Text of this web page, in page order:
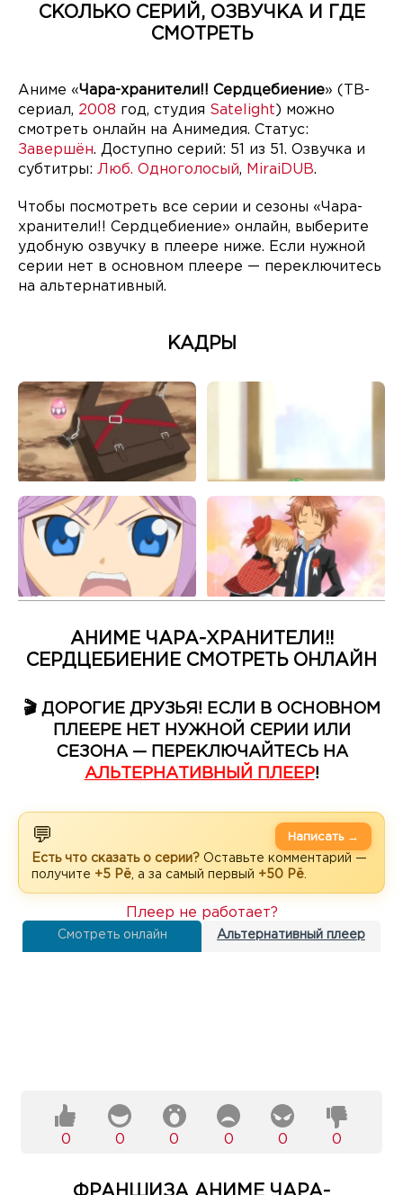
СКОЛЬКО СЕРИЙ, ОЗВУЧКА И ГДЕ
СМОТРЕТЬ
Аниме «Чара-хранители!! Сердцебиение» (ТВ-
сериал, 2008 год, студия Satelight ) можно
смотреть онлайн на Анимедия. Статус:
Завершён. Доступно серий: 51 из 51. Озвучка и
субтитры: Люб. Одноголосый, MiraiDUB.
Чтобы посмотреть все серии и сезоны «Чара-
хранители!! Сердцебиение» онлайн, выберите
удобную озвучку в плеере ниже. Если нужной
серии нет в основном плеере — переключитесь
на альтернативный.
КАДРЫ
АНИМЕ ЧАРА-ХРАНИТЕЛИ!!
СЕРДЦЕБИЕНИЕ СМОТРЕТЬ ОНЛАЙН
🎬 ДОРОГИЕ ДРУЗЬЯ! ЕСЛИ В ОСНОВНОМ
ПЛЕЕРЕ НЕТ НУЖНОЙ СЕРИИ ИЛИ
СЕЗОНА — ПЕРЕКЛЮЧАЙТЕСЬ НА
АЛЬТЕРНАТИВНЫЙ ПЛЕЕР!
💬
Есть что сказать о серии? Оставьте комментарий —
получите +5 Рё , а за самый первый +50 Рё
Написать →
Смотреть онлайн Альтернативный плеер
Плеер не работает?
0 0 0 0 0 0
ФРАНШИЗА АНИМЕ ЧАРА-